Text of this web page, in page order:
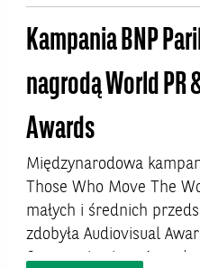
jednak znacznie
rodzi pytania o...
Kampania BNP
nagrodą World PR
Awards
Międzynarodowa
Those Who Move The
małych i średnich
zdobyła Audiovisual
Communications Awards.